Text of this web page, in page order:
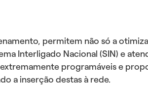
permitem não só a
Interligado Nacional (SIN) e
programáveis e
a inserção destas à rede.